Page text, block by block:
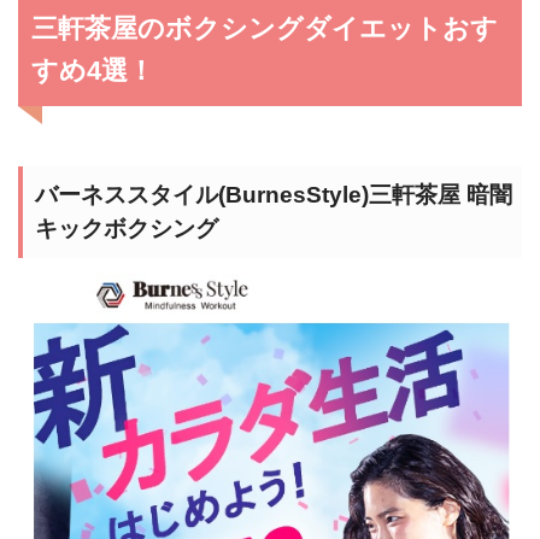
三軒茶屋のボクシングダイエットおす
すめ4選！
バーネススタイル(BurnesStyle)三軒茶屋 暗闇
キックボクシング